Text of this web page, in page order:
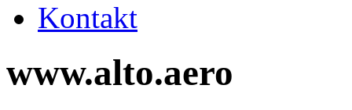
Kontakt
www.alto.aero